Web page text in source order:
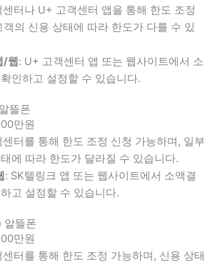
센터나 U+ 고객센터 앱을 통해 한도 조정
객의 신용 상태에 따라 한도가 다를 수 있
/웹 : U+ 고객센터 앱 또는 웹사이트에서 소
인하고 설정할 수 있습니다.
뜰폰
만원
센터를 통해 한도 조정 신청 가능하며, 일부
에 따라 한도가 달라질 수 있습니다.
: SK텔링크 앱 또는 웹사이트에서 소액결
고 설정할 수 있습니다.
알뜰폰
만원
센터를 통해 한도 조정 가능하며, 신용 상태